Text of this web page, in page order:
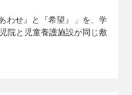
わせ』と『希望』」を、学
院と児童養護施設が同じ敷